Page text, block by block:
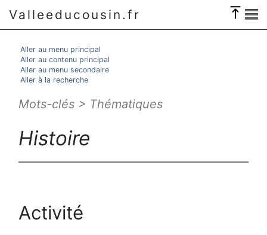
Valleeducousin.fr
Aller au menu principal
Aller au contenu principal
Aller au menu secondaire
Aller à la recherche
Mots-clés > Thématiques
Histoire
Activité